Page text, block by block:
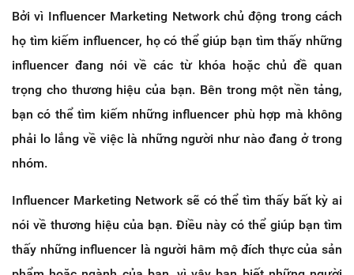
Bởi vì Influencer Marketing Network chủ động trong cách
họ tìm kiếm influencer, họ có thể giúp bạn tìm thấy những
influencer đang nói về các từ khóa hoặc chủ đề quan
trọng cho thương hiệu của bạn. Bên trong một nền tảng,
bạn có thể tìm kiếm những influencer phù hợp mà không
phải lo lắng về việc là những người như nào đang ở trong
nhóm.
Influencer Marketing Network sẽ có thể tìm thấy bất kỳ ai
nói về thương hiệu của bạn. Điều này có thể giúp bạn tìm
thấy những influencer là người hâm mộ đích thực của sản